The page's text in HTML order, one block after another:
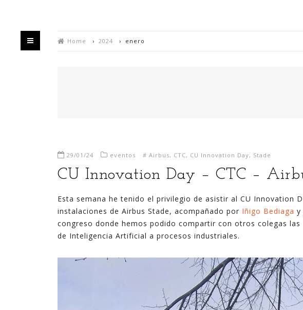
Bienvenido/a a mi blog,
mis experiencias sobre la generación de valor y
negocio a partir de la explotación de datos,
habitualmente utilizando para ello las últimas
tecnologías. En ocasiones son complejas, y en
En estos últimos quince años, en los que he
ejercido de gerente, he podido ver cómo la
explotación inteligente de datos mejora de
Home › 2024 › enero
29/01/24 eventos # Airbus, CTC, CU Innovation Day, Stade
CU Innovation Day – CTC –
Esta semana he tenido el privilegio de asistir al CU Innovation
instalaciones de Airbus Stade, acompañado por Iñigo Bediaga y
congreso donde hemos podido compartir con otros colegas
de Inteligencia Artificial a procesos industriales.